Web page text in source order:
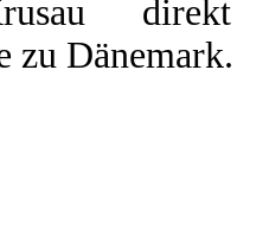
zu Dänemark.